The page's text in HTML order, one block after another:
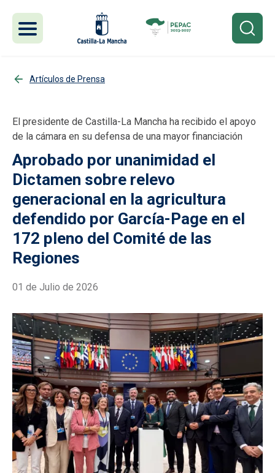
Artículos de Prensa
El presidente de Castilla-La Mancha ha recibido el apoyo
de la cámara en su defensa de una mayor financiación
Aprobado por unanimidad el
Dictamen sobre relevo
generacional en la agricultura
defendido por García-Page en el
172 pleno del Comité de las
Regiones
01 de Julio de 2026